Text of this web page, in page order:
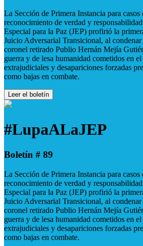
La Sección de Primera Instancia para casos
reconocimiento de verdad y
Especial para la Paz (JEP) profirió la
Juicio Adversarial Transicional, al
coronel retirado Publio Hernán Mejía
guerra y de lesa humanidad cometidos en
extrajudiciales y desapariciones forzadas
como bajas en combate.
Leer el boletín
#LupaALaJEP
Boletín # 89
La Sección de Primera Instancia para casos
reconocimiento de verdad y
Especial para la Paz (JEP) profirió la
Juicio Adversarial Transicional, al
coronel retirado Publio Hernán Mejía
guerra y de lesa humanidad cometidos en
extrajudiciales y desapariciones forzadas
como bajas en combate.